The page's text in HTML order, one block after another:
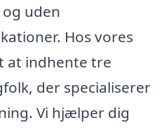
uden
Hos vores
at indhente tre
der specialiserer
Vi hjælper dig